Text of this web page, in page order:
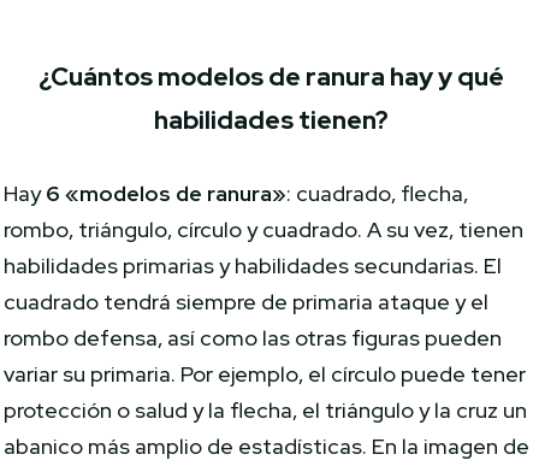
¿Cuántos modelos de ranura hay y qué
habilidades tienen?
Hay6 «modelos de ranura»: cuadrado, flecha,
rombo, triángulo, círculo y cuadrado. A su vez, tienen
habilidades primarias y habilidades secundarias. El
cuadrado tendrá siempre de primaria ataque y el
rombo defensa, así como las otras figuras pueden
variar su primaria. Por ejemplo, el círculo puede tener
protección o salud y la flecha, el triángulo y la cruz un
abanico más amplio de estadísticas. En la imagen de